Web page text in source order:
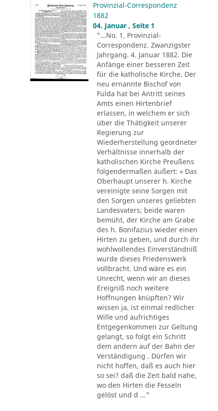
Provinzial-Correspondenz
1882
04. Januar , Seite 1
"...No. 1. Provinzial-
Correspondenz. Zwanzigster
Jahrgang. 4. Januar 1882. Die
Anfänge einer besseren Zeit
für die katholische Kirche. Der
neu ernannte Bischof von
Fulda hat bei Antritt seines
Amts einen Hirtenbrief
erlassen, in welchem er sich
über die Thätigkeit unserer
Regierung zur
Wiederherstellung geordneter
Verhältnisse innerhalb der
katholischen Kirche Preußens
folgendermaßen äußert: » Das
Oberhaupt unserer h. Kirche
vereinigte seine Sorgen mit
den Sorgen unseres geliebten
Landesvaters; beide waren
bemüht, der Kirche am Grabe
des h. Bonifazius wieder einen
Hirten zu geben, und durch ihr
wohlwollendes Einverständniß
wurde dieses Friedenswerk
vollbracht. Und wäre es ein
Unrecht, wenn wir an dieses
Ereigniß noch weitere
Hoffnungen knüpften? Wir
wissen ja, ist einmal redlicher
Wille und aufrichtiges
Entgegenkommen zur Geltung
gelangt, so folgt ein Schritt
dem andern auf der Bahn der
Verständigung . Dürfen wir
nicht hoffen, daß es auch hier
so sei? daß die Zeit bald nahe,
wo den Hirten die Fesseln
gelöst und d ..."